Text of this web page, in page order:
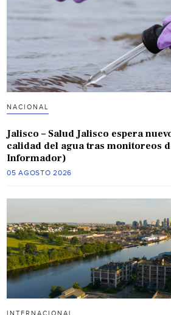
NACIONAL
Jalisco – Salud Jalisco espera
calidad del agua tras monitoreos
Informador)
05 AGOSTO 2026
INTERNACIONAL